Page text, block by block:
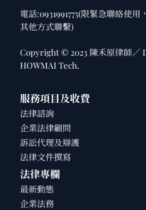
電話:0931991775(限緊急聯絡使用
其他方式聯繫)
Copyright © 2023 陳禾原律師／
HOWMAI Tech.
服務項目及收費
法律諮詢
企業法律顧問
訴訟代理及辯護
法律文件撰寫
法律專欄
最新動態
企業法務